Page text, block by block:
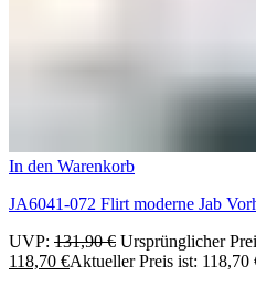
In den Warenkorb
JA6041-072 Flirt moderne Jab
UVP: 131,90€ Ursprünglicher
118,70 €Aktueller Preis ist: 118,70